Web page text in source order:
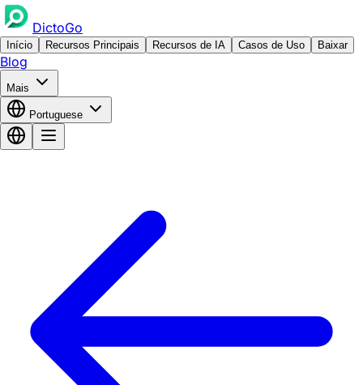
DictoGo
Início Recursos Principais Recursos de IA Casos de Uso Baixar
Blog
Mais
Portuguese